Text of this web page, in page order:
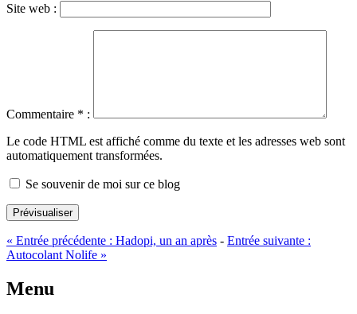
Site web :
Commentaire * :
Le code HTML est affiché comme du texte et les adresses web sont
automatiquement transformées.
Se souvenir de moi sur ce blog
Prévisualiser
« Entrée précédente : Hadopi, un an après - Entrée suivante :
Autocolant Nolife »
Menu